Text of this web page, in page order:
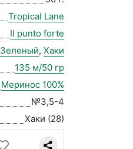
Tropical Lane
Il punto forte
Зеленый, Хаки
135 м/50 гр
Меринос 100%
№3,5-4
Хаки (28)